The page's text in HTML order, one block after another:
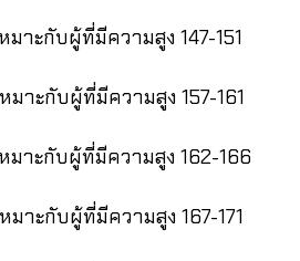
มาะกับผู้ที่มีความสูง 147-151
มาะกับผู้ที่มีความสูง 157-161
มาะกับผู้ที่มีความสูง 162-166
มาะกับผู้ที่มีความสูง 167-171